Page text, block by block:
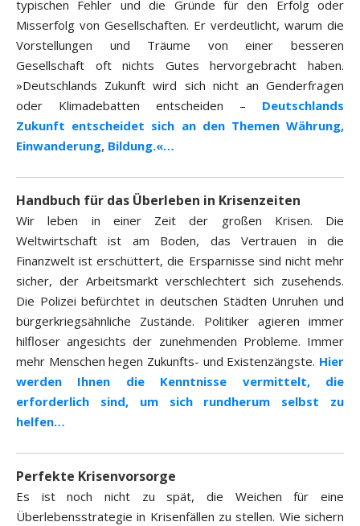
typischen Fehler und die Gründe für den Erfolg oder
Misserfolg von Gesellschaften. Er verdeutlicht, warum die
Vorstellungen und Träume von einer besseren
Gesellschaft oft nichts Gutes hervorgebracht haben.
»Deutschlands Zukunft wird sich nicht an Genderfragen
oder Klimadebatten entscheiden – Deutschlands
Zukunft entscheidet sich an den Themen Währung,
Einwanderung, Bildung.«…
Handbuch für das Überleben in Krisenzeiten
Wir leben in einer Zeit der großen Krisen. Die
Weltwirtschaft ist am Boden, das Vertrauen in die
Finanzwelt ist erschüttert, die Ersparnisse sind nicht mehr
sicher, der Arbeitsmarkt verschlechtert sich zusehends.
Die Polizei befürchtet in deutschen Städten Unruhen und
bürgerkriegsähnliche Zustände. Politiker agieren immer
hilfloser angesichts der zunehmenden Probleme. Immer
mehr Menschen hegen Zukunfts- und Existenzängste. Hier
werden Ihnen die Kenntnisse vermittelt, die
erforderlich sind, um sich rundherum selbst zu
helfen…
Perfekte Krisenvorsorge
Es ist noch nicht zu spät, die Weichen für eine
Überlebensstrategie in Krisenfällen zu stellen. Wie sichern